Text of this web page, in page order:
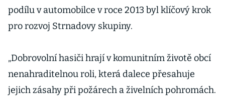
podílu v automobilce v roce 2013 byl klíčový krok
pro rozvoj Strnadovy skupiny.
„Dobrovolní hasiči hrají v komunitním životě obcí
nenahraditelnou roli, která dalece přesahuje
jejich zásahy při požárech a živelních pohromách.